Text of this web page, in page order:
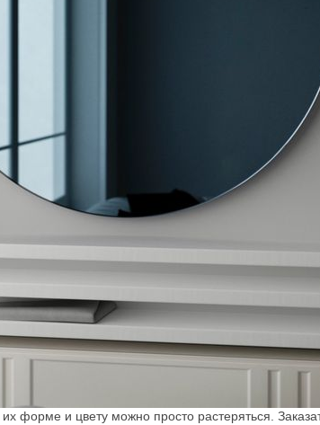
форме и цвету можно просто растеряться.